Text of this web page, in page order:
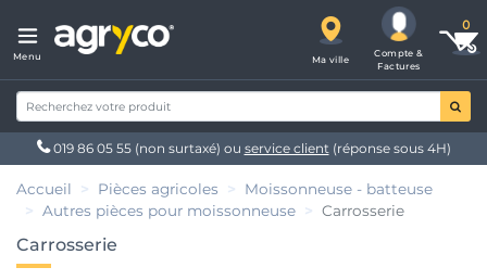
Menu Ma ville
Compte &
Factures
019 86 05 55 (non surtaxé) ou service client(réponse sous 4H)
Accueil Pièces agricoles
Moissonneuse - batteuse
Autres pièces pour moissonneuse
Carrosserie
Carrosserie